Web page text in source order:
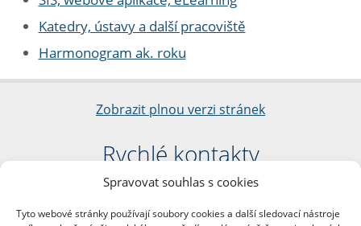
Spravovat souhlas s cookies
Tyto webové stránky používají soubory cookies a další sledovací nástroje
Katedry, ústavy a další pracoviště
Harmonogram ak. roku
Zobrazit plnou verzi stránek
Rychlé kontakty
Filozofická fakulta
nám. Jana Palacha 1/2